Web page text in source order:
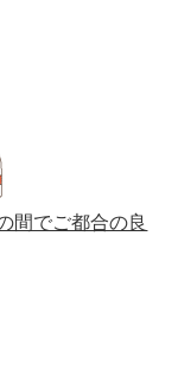
(木)
)
)
)
木)
間でご都合の良